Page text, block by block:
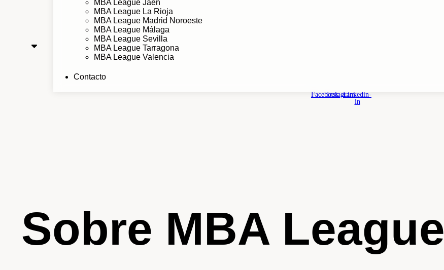
MBA League Jaén
MBA League La Rioja
MBA League Madrid Noroeste
MBA League Málaga
MBA League Sevilla
MBA League Tarragona
MBA League Valencia
Contacto
FacebookInstagramLinkedin-
in
Sobre MBA League